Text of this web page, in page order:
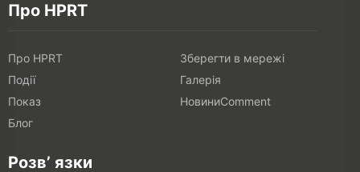
Про HPRT
Про HPRT
Зберегти в мережі
Події
Галерія
Показ
НовиниComment
Блог
Розв’ язки